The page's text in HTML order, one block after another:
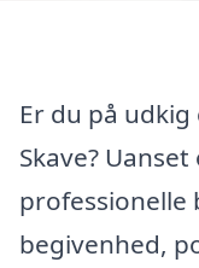
Er du på
Skave?
professionelle
begivenhed,